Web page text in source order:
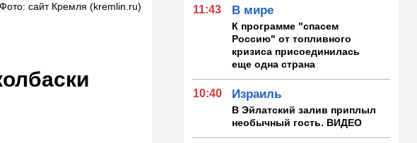
Фото: сайт Кремля (kremlin.ru) 11:43 В мире
К программе "спасем
Россию" от топливного
кризиса присоединилась
еще одна страна
10:40 Израиль
В Эйлатский залив приплыл
необычный гость. ВИДЕО